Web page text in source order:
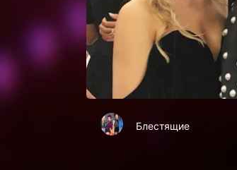
Блестящие